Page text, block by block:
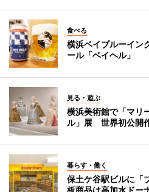
食べる
横浜ベイブルーイ
ール「ベイヘル」
見る・遊ぶ
横浜美術館で「マリ
ル」展 世界初公開
暮らす・働く
保土ケ谷駅ビルに
板商品は高加水ドー